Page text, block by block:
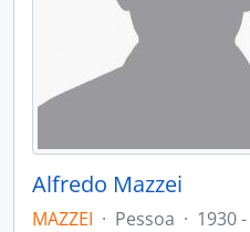
Alfredo Mazzei
MAZZEI · Pessoa · 1930